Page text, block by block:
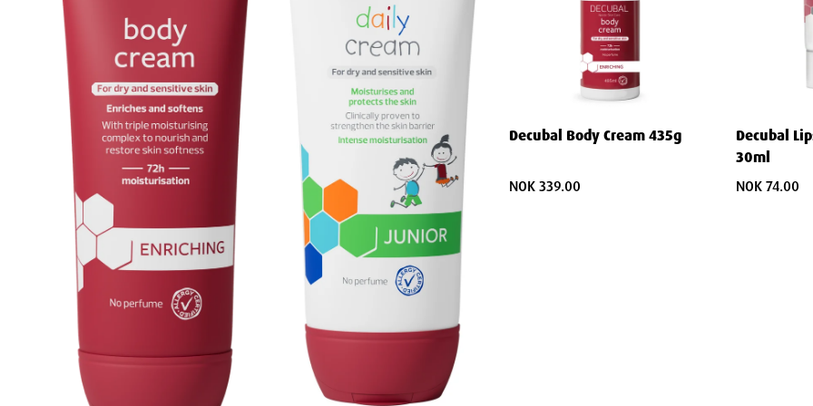
som en ideell base under sminke.
Passende Mengde
: Pump ut en passende mengde krem og masser forsiktig inn i ansikt og
hals til den er fullstendig absorbert.
Tilpasset Tørr Hud med Behov for Næring
Decubal Face Vital Cream
er formulert for å gi intensiv næring og støtte til hudens naturlige
gjenoppbygging. Hudidentiske ceramider, shea smør, vitamin B3 og E sørger for at huden får den
nødvendige fuktigheten den trenger for å se sunn og frisk ut.
Sikkerhet og Hensyn
Uten Parfyme og Fargestoffer
: Denne ansiktskremen er trygg for sensitiv hud og reduserer
risikoen for irritasjoner.
Matt Finish : Etterlater huden matt, noe som gjør den perfekt for bruk under sminke.
Pakningsvedlegg
: Les alltid pakningsvedlegget nøye før bruk for fullstendige instruksjoner og
sikkerhetsinformasjon.
Decubal Body Cream 435g
NOK 339.00
Decubal
30ml
NOK 74.00